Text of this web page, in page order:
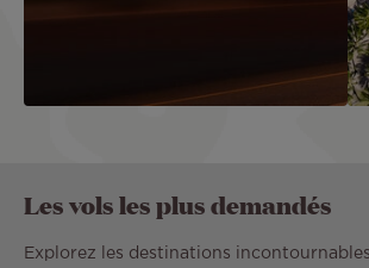
767 € TTC
Les vols les plus demandés
Explorez les destinations